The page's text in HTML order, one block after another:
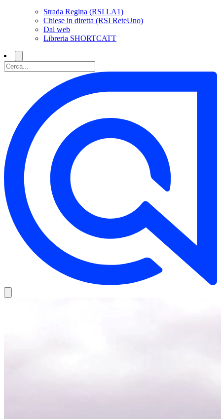
Strada Regina (RSI LA1)
Chiese in diretta (RSI ReteUno)
Dal web
Libreria SHORTCATT